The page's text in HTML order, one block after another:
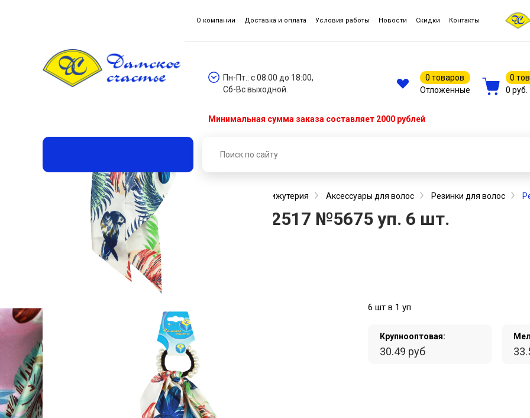
О компании Доставка и оплата Условия работы Новости Скидки Контакты
Пн-Пт.: с 08:00 до 18:00,
Сб-Вс выходной.
0 товаров
Отложенные
0
0 руб.
Минимальная сумма заказа составляет 2000 рублей
Каталог товаров Аксессуары для волос, бижутерия Аксессуары для волос Резинки для волос
Резинка декоративная ДС 2517 №5675 уп. 6 шт.
6 шт в 1 уп
Крупнооптовая:
30.49 руб